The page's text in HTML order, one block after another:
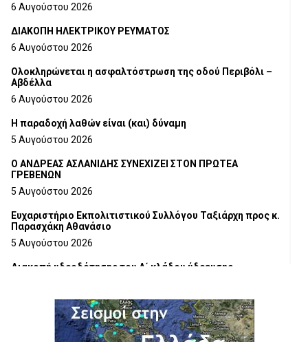
6 Αυγούστου 2026
ΔΙΑΚΟΠΗ ΗΛΕΚΤΡΙΚΟΥ ΡΕΥΜΑΤΟΣ
6 Αυγούστου 2026
Ολοκληρώνεται η ασφαλτόστρωση της οδού Περιβόλι –
Αβδέλλα
6 Αυγούστου 2026
H παραδοχή λαθών είναι (και) δύναμη
5 Αυγούστου 2026
Ο ΑΝΔΡΕΑΣ ΑΣΛΑΝΙΔΗΣ ΣΥΝΕΧΙΖΕΙ ΣΤΟΝ ΠΡΩΤΕΑ
ΓΡΕΒΕΝΩΝ
5 Αυγούστου 2026
Ευχαριστήριο Εκπολιτιστικού Συλλόγου Ταξιάρχη προς κ.
Παρασχάκη Αθανάσιο
5 Αυγούστου 2026
Διακοπή υδροδότησης του Α΄ κλάδου ύδρευσης
Η Marseaux στα Γρεβενά για μια μοναδική συναυλία
5 Αυγούστου 2026